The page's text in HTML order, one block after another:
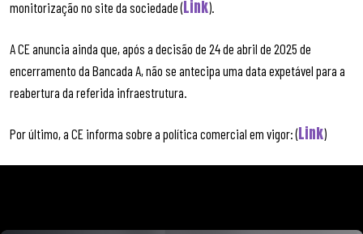
monitorização no site da sociedade (Link).
A CE anuncia ainda que, após a decisão de 24 de abril de 2025 de
encerramento da Bancada A, não se antecipa uma data expetável para a
reabertura da referida infraestrutura.
Por último, a CE informa sobre a política comercial em vigor: (Link)